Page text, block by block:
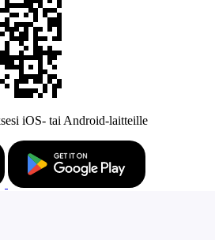
iOS- tai Android-laitteille